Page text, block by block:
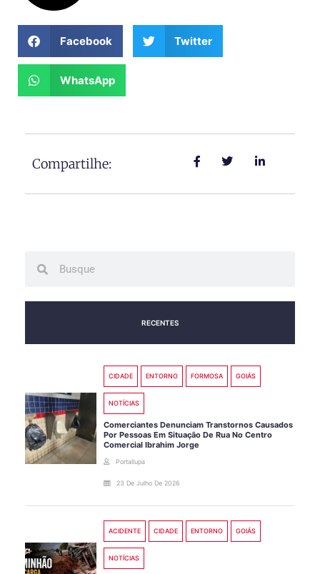
Facebook Twitter
WhatsApp
Compartilhe:
RECENTES
CIDADE ENTORNO FORMOSA GOIÁS
NOTÍCIAS
Comerciantes Denunciam Transtornos Causados
Por Pessoas Em Situação De Rua No Centro
Comercial Ibrahim Jorge
Portallupa
23 De Julho De 2026
ACIDENTE CIDADE ENTORNO GOIÁS
NOTÍCIAS